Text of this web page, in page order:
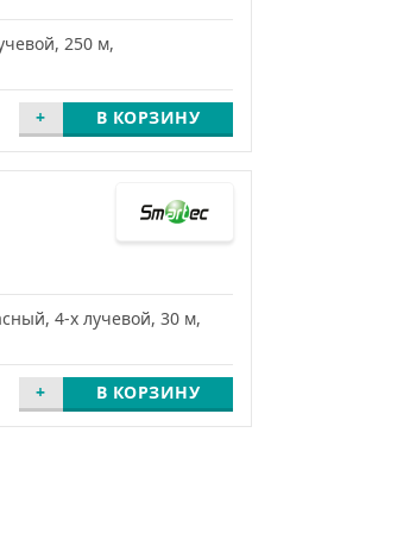
250 м,
В КОРЗИНУ
4-х лучевой, 30 м,
В КОРЗИНУ